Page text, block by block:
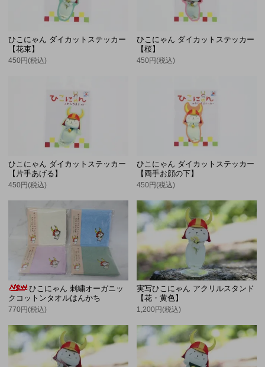
ひこにゃん ダイカットステッカー
【花束】
450円(税込)
ひこにゃん ダイカットステッカー
【桜】
450円(税込)
ひこにゃん ダイカットステッカー
【片手あげる】
450円(税込)
ひこにゃん ダイカットステッカー
【両手お顔の下】
450円(税込)
ひこにゃん 刺繍オーガニッ
クコットンタオルはんかち
770円(税込)
実写ひこにゃん アクリルスタンド
【花・黄色】
1,200円(税込)